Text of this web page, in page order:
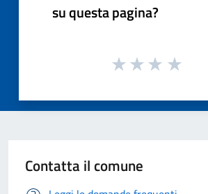
su questa pagina?
Contatta il comune